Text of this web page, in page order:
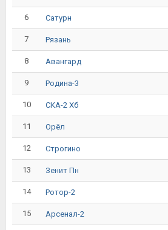
6 Сатурн
7 Рязань
8 Авангард
9 Родина-3
10 СКА-2 Хб
11 Орёл
12 Строгино
13 Зенит Пн
14 Ротор-2
15 Арсенал-2